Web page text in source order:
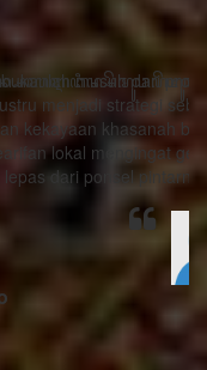
dari proses
sebagai alat
budaya
generasi
pintarnya.”